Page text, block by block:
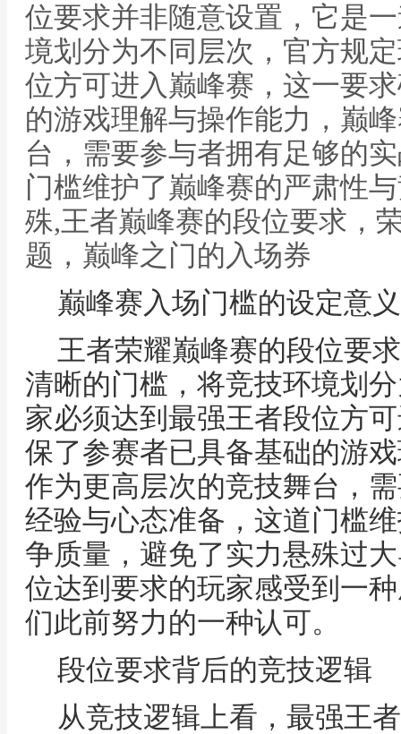
位要求并非随意设置，它是
境划分为不同层次，官方规
位方可进入巅峰赛，这一要
的游戏理解与操作能力，巅
台，需要参与者拥有足够的
门槛维护了巅峰赛的严肃性
殊,王者巅峰赛的段位要求，
题，巅峰之门的入场券
巅峰赛入场门槛的设定意义
王者荣耀巅峰赛的段位要
清晰的门槛，将竞技环境划
家必须达到最强王者段位方
保了参赛者已具备基础的游
作为更高层次的竞技舞台，
经验与心态准备，这道门槛
争质量，避免了实力悬殊过
位达到要求的玩家感受到一
们此前努力的一种认可。
段位要求背后的竞技逻辑
从竞技逻辑上看，最强王